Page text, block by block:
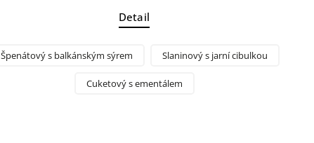
Detail
Špenátový s balkánským sýrem Slaninový s jarní cibulkou
Cuketový s ementálem